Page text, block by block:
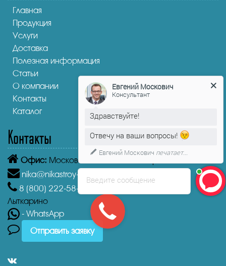
Главная
Продукция
Услуги
Доставка
Полезная информация
Статьи
О компании
Контакты
Каталог
Контакты
Офис: Московская область, Лыткарино, 1-й кв-л, 4А
nika@nikastroy-msk.ru
8 (800) 222-58-30
Лыткарино
- WhatsApp
Отправить заявку
Введите сообщение
Евгений Москович
Консультант
Здравствуйте!
Отвечу на ваши вопросы!
Евгений Москович печатает...